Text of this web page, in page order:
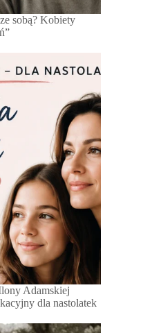
sobą? Kobiety
Adamskiej
dla nastolatek